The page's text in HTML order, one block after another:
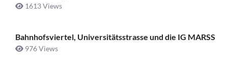
1613 Views
Bahnhofsviertel, Universitätsstrasse und die IG MARSS
976 Views